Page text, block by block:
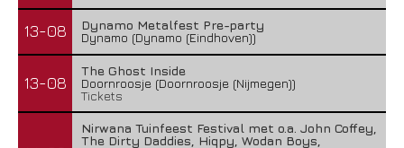
13-08
Dynamo Metalfest Pre-party
Dynamo (Dynamo (Eindhoven))
13-08
The Ghost Inside
Doornroosje (Doornroosje (Nijmegen))
Tickets
Nirwana Tuinfeest Festival met o.a. John Coffey,
The Dirty Daddies, Hiqpy, Wodan Boys,